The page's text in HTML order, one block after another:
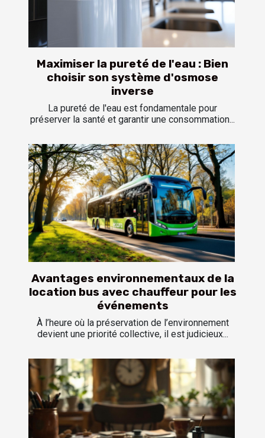
Maximiser la pureté de l'eau : Bien
choisir son système d'osmose
inverse
La pureté de l'eau est fondamentale pour
préserver la santé et garantir une consommation...
Avantages environnementaux de la
location bus avec chauffeur pour les
événements
À l’heure où la préservation de l’environnement
devient une priorité collective, il est judicieux...